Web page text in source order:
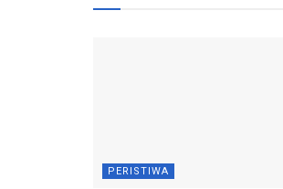
PERISTIWA